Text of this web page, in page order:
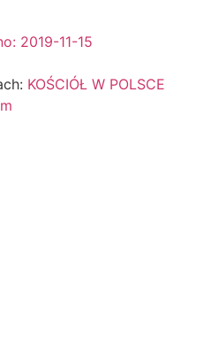
2019-11-15
KOŚCIÓŁ W POLSCE